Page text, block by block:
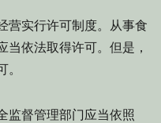
实行许可制度。从事食
依法取得许可。但是，
监督管理部门应当依照